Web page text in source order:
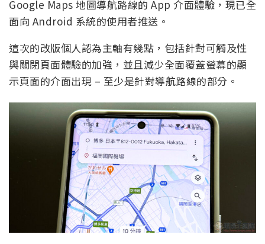
Google Maps 地圖導航路線的 App 介面體驗，現已全
面向 Android 系統的使用者推送。
這次的改版個人認為主軸有幾點，包括針對可觸及性
與關閉頁面體驗的加強，並且減少全面覆蓋螢幕的顯
示頁面的介面出現 – 至少是針對導航路線的部分。